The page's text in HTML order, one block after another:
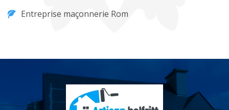
Entreprise maçonnerie Rom